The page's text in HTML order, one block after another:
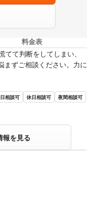
料金表
て判断をしてしまい、
まずご相談ください。力に
相談可 休日相談可 夜間相談可
報を見る